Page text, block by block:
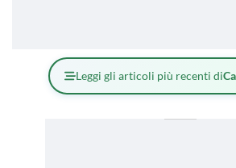
Leggi gli articoli più recenti di